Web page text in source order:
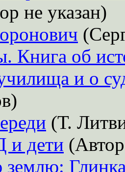
не указан)
Книга об
и о
(Т.
дети